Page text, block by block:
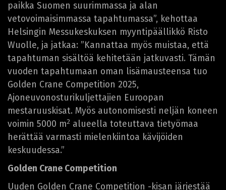
paikka Suomen suurimmassa ja alan
vetovoimaisimmassa tapahtumassa”, kehottaa
Helsingin Messukeskuksen myyntipäällikkö Risto
Wuolle, ja jatkaa: ”Kannattaa myös muistaa, että
tapahtuman sisältöä kehitetään jatkuvasti. Tämän
vuoden tapahtumaan oman lisämausteensa tuo
Golden Crane Competition 2025,
Ajoneuvonosturikuljettajien Euroopan
mestaruuskisat. Myös autonomisesti neljän koneen
voimin 5000 m2 alueella toteuttava tietyömaa
herättää varmasti mielenkiintoa kävijöiden
keskuudessa.”
Golden Crane Competition
Uuden Golden Crane Competition -kisan järjestää